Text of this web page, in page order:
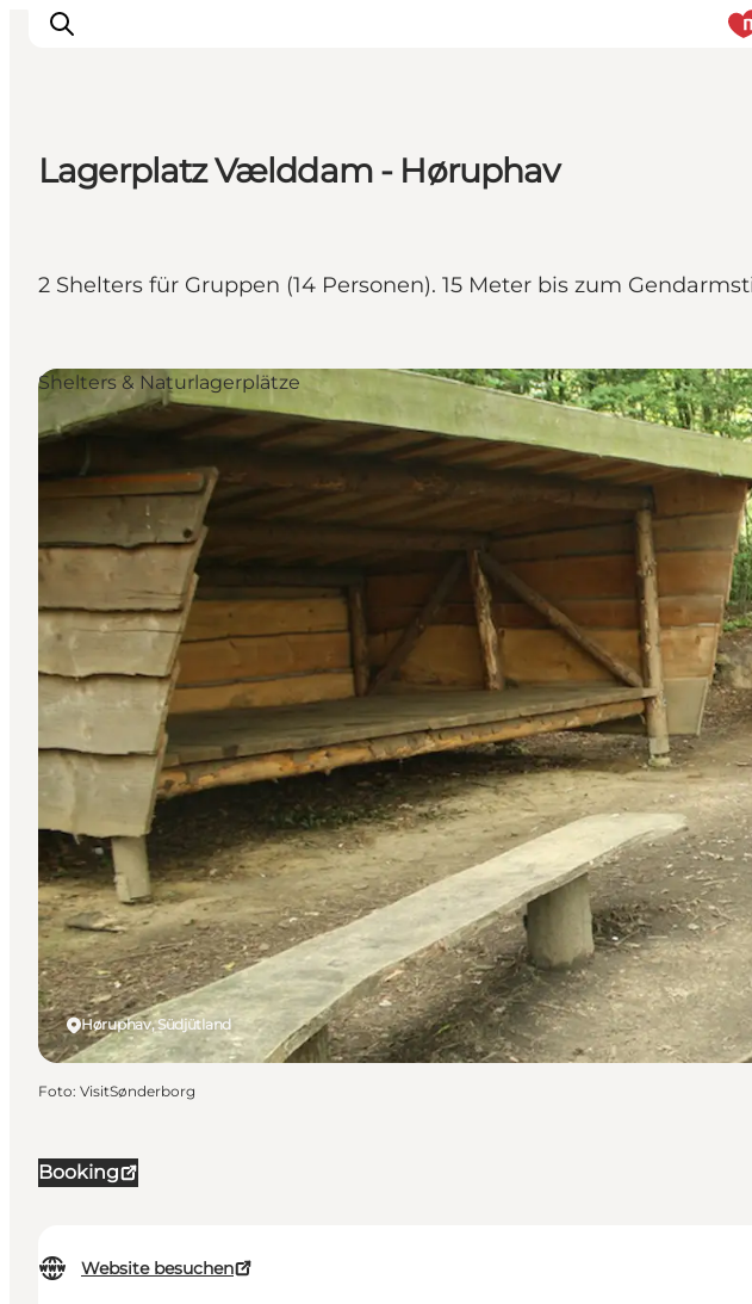
Events
Übernachtung
Booking
Lagerplatz Vælddam - Høruphav
2 Shelters für Gruppen (14 Personen). 15 Meter bis zum
Booking
Website besuchen
Høruphav, Südjütland
Shelters & Naturlagerplätze
Foto: VisitSønderborg